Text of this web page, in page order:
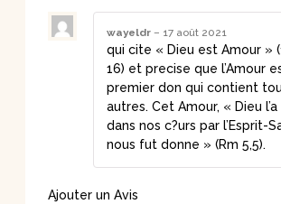
wayeldr – 17 août 2021
qui cite « Dieu est Amour »
16) et precise que l’Amour
premier don qui contient
autres. Cet Amour, « Dieu
dans nos c?urs par l’Esprit-
nous fut donne » (Rm 5,5).
Ajouter un Avis